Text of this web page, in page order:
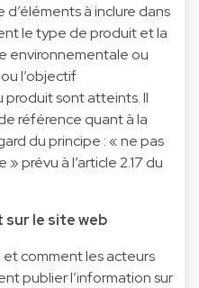
d’éléments à inclure dans
le type de produit et la
environnementale ou
l’objectif
produit sont atteints. Il
référence quant à la
du principe : « ne pas
prévu à l’article 2.17 du
le site web
comment les acteurs
publier l’information sur